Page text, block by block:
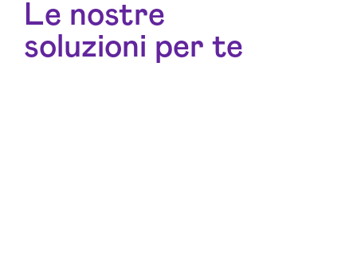
Le nostre
soluzioni per te